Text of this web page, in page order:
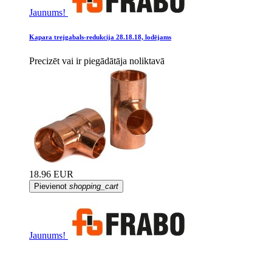
Jaunums!
Kapara trejgabals-redukcija 28.18.18, lodējams
Precizēt vai ir piegādātāja noliktavā
18.96 EUR
Pievienot shopping_cart
Jaunums!